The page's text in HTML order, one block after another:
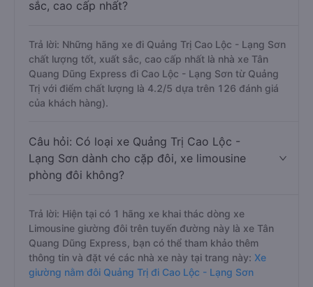
sắc, cao cấp nhất?
Trả lời: Những hãng xe đi Quảng Trị Cao Lộc - Lạng Sơn
chất lượng tốt, xuất sắc, cao cấp nhất là nhà xe Tân
Quang Dũng Express đi Cao Lộc - Lạng Sơn từ Quảng
Trị với điểm chất lượng là 4.2/5 dựa trên 126 đánh giá
của khách hàng).
Câu hỏi: Có loại xe Quảng Trị Cao Lộc -
Lạng Sơn dành cho cặp đôi, xe limousine
phòng đôi không?
Trả lời: Hiện tại có 1 hãng xe khai thác dòng xe
Limousine giường đôi trên tuyến đường này là xe Tân
Quang Dũng Express, bạn có thể tham khảo thêm
thông tin và đặt vé các nhà xe này tại trang này: Xe
giường nằm đôi Quảng Trị đi Cao Lộc - Lạng Sơn